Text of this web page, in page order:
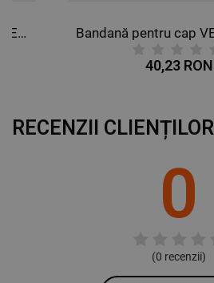
Bandană pentru cap VELILLA NEAGRĂ
40,23 RON
RECENZII CLIENȚILOR
0
(0 recenzii)